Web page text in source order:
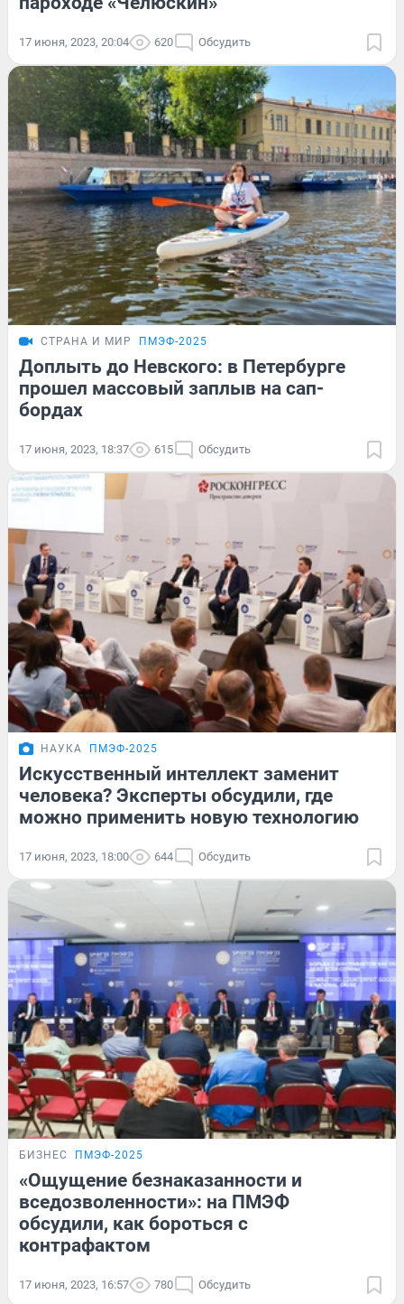
17 июня, 2023, 20:04 620 Обсудить
СТРАНА И МИР ПМЭФ-2025
Доплыть до Невского: в Петербурге
прошел массовый заплыв на сап-
бордах
17 июня, 2023, 18:37 615 Обсудить
НАУКА ПМЭФ-2025
Искусственный интеллект заменит
человека? Эксперты обсудили, где
можно применить новую технологию
17 июня, 2023, 18:00 644 Обсудить
БИЗНЕС ПМЭФ-2025
«Ощущение безнаказанности и
вседозволенности»: на ПМЭФ
обсудили, как бороться с
контрафактом
17 июня, 2023, 16:57 780 Обсудить